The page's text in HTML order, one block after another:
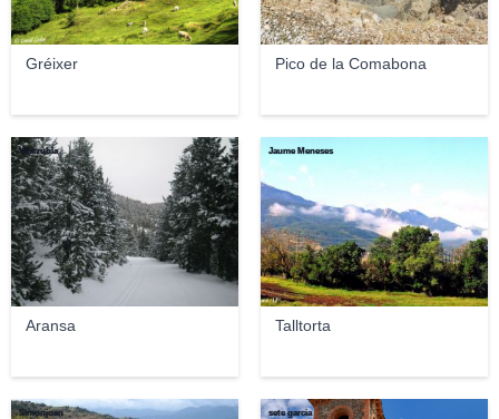
Gréixer Pico de la Comabona
Aransa
Vilarrubla
Talltorta
Jaume Meneses
Simonjoan sete garcia